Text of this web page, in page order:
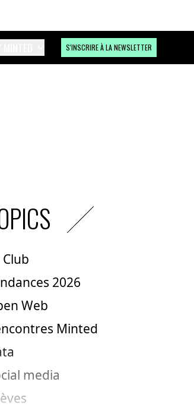
S'INSCRIRE À LA NEWSLETTER
Club
2026
Web
Minted
media